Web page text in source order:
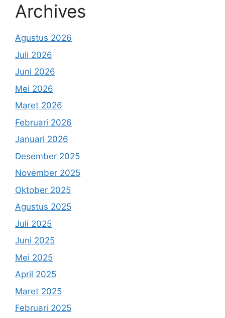
Archives
Agustus 2026
Juli 2026
Juni 2026
Mei 2026
Maret 2026
Februari 2026
Januari 2026
Desember 2025
November 2025
Oktober 2025
Agustus 2025
Juli 2025
Juni 2025
Mei 2025
April 2025
Maret 2025
Februari 2025